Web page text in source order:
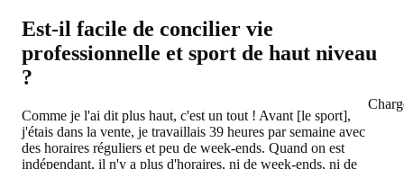
Est-il facile de concilier vie
professionnelle et sport de haut niveau
?
Comme je l'ai dit plus haut, c'est un tout ! Avant [le sport],
j'étais dans la vente, je travaillais 39 heures par semaine avec
des horaires réguliers et peu de week-ends. Quand on est
indépendant, il n'y a plus d'horaires, ni de week-ends, ni de